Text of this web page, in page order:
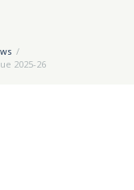
2025-26